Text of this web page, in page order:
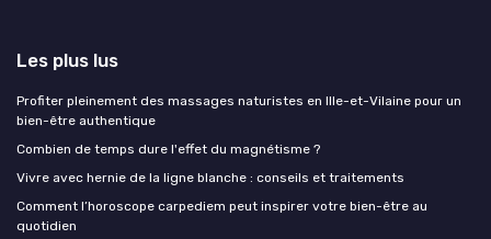
Les plus lus
Profiter pleinement des massages naturistes en Ille-et-Vilaine pour un
bien-être authentique
Combien de temps dure l'effet du magnétisme ?
Vivre avec hernie de la ligne blanche : conseils et traitements
Comment l’horoscope carpediem peut inspirer votre bien-être au
quotidien